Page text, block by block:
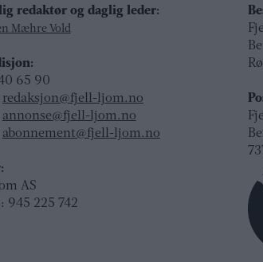
redaktør og daglig leder:
Mæhre Vold
65 90
redaksjon@fjell-ljom.no
annonse@fjell-ljom.no
abonnement@fjell-ljom.no
AS
945 225 742